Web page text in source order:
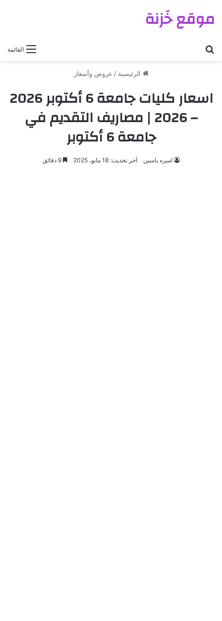
القائمة
موقع خَزنة
الرئيسية / عروض وأسعار
اسعار كليات جامعة 6 أكتوبر 2026
– 2026 | مصاريف التقديم في
جامعة 6 أكتوبر
اميره ياسين آخر تحديث: 18 مايو، 2025 9 دقائق